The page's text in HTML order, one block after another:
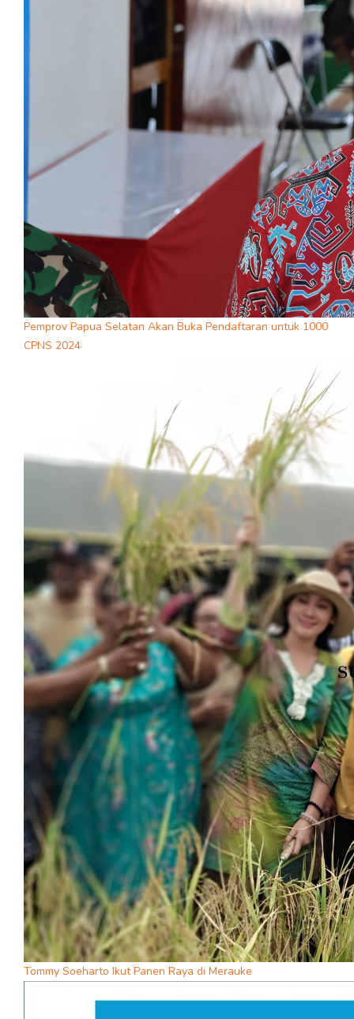
Pemprov Papua Selatan Akan Buka Pendaftaran untuk 1000
CPNS 2024
Tommy Soeharto Ikut Panen Raya di Merauke